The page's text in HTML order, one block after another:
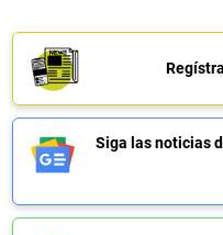
Siga las noticias